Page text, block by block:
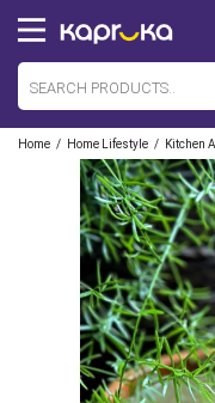
Home / Home Lifestyle / Kitchen